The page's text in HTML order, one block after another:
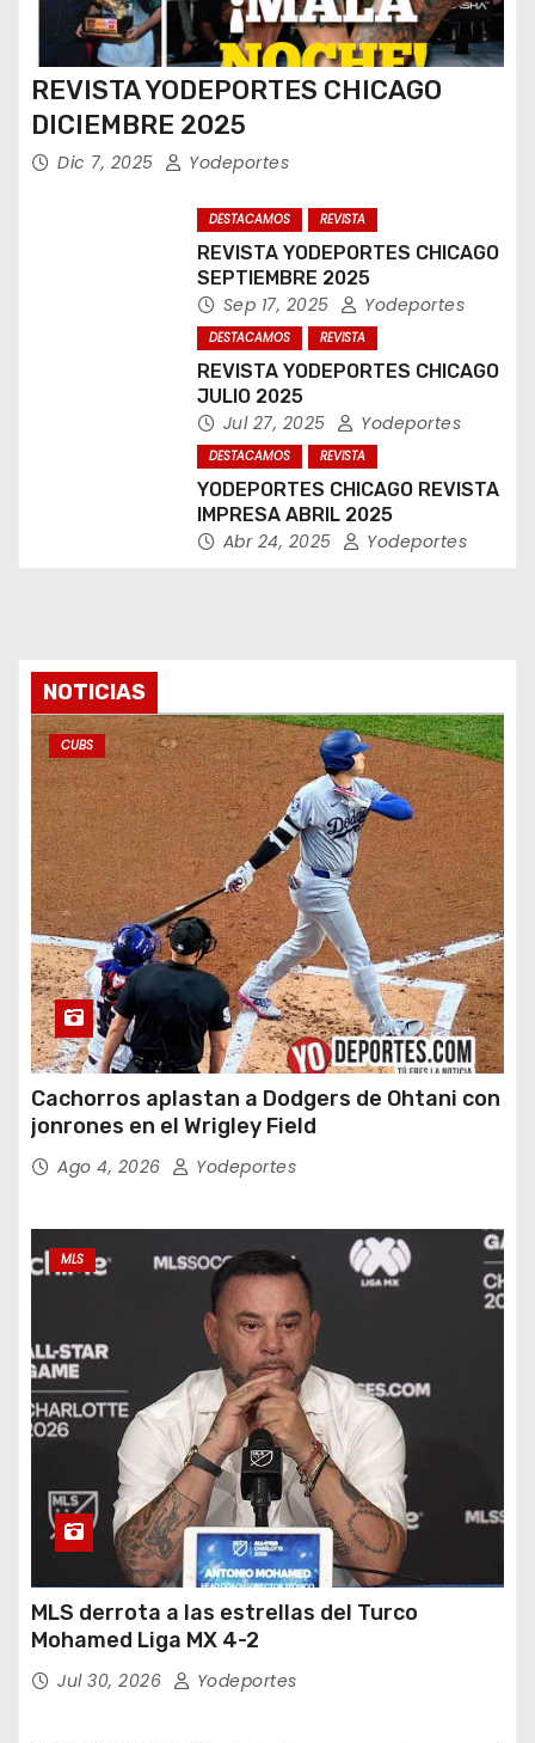
REVISTA YODEPORTES CHICAGO
DICIEMBRE 2025
Dic 7, 2025 Yodeportes
DESTACAMOS REVISTA
REVISTA YODEPORTES CHICAGO
SEPTIEMBRE 2025
Sep 17, 2025 Yodeportes
DESTACAMOS REVISTA
REVISTA YODEPORTES CHICAGO
JULIO 2025
Jul 27, 2025 Yodeportes
DESTACAMOS REVISTA
YODEPORTES CHICAGO REVISTA
IMPRESA ABRIL 2025
Abr 24, 2025 Yodeportes
NOTICIAS
CUBS
Cachorros aplastan a Dodgers de Ohtani con
jonrones en el Wrigley Field
Ago 4, 2026 Yodeportes
MLS
MLS derrota a las estrellas del Turco
Mohamed Liga MX 4-2
Jul 30, 2026 Yodeportes